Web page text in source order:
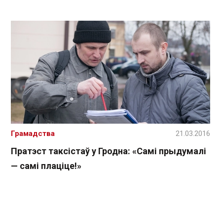
Пратэст таксістаў у Гродна: «Самі прыдумалі
— самі плаціце!»
Грамадства 21.03.2016